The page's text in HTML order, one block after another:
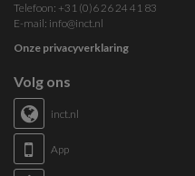
Telefoon: +31 (0)6 26 24 41 83
E-mail: info@inct.nl
Onze privacyverklaring
Volg ons
inct.nl
App